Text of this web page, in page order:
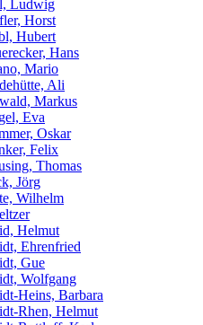
Ludwig
Horst
Hubert
Hans
Mario
Ali
Markus
Eva
Oskar
Felix
Thomas
Jörg
Wilhelm
Helmut
Ehrenfried
Gue
Wolfgang
Heins, Barbara
Rhen, Helmut